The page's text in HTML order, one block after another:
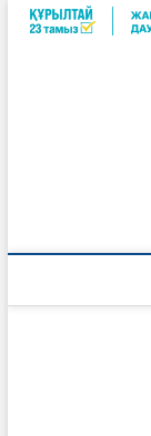
Skip